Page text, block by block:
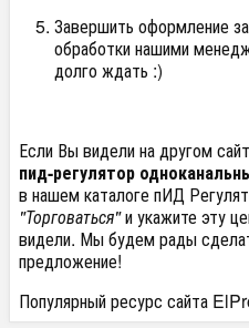
Завершить оформление
обработки нашими
долго ждать :)
Если Вы видели на другом
пид-регулятор
в нашем каталоге пИД
"Торговаться"и укажите эту
видели. Мы будем рады
предложение!
Популярный ресурс сайта